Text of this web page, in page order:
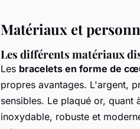
Matériaux et
Les différents matériaux
Les bracelets en forme de
propres avantages. L'argent,
sensibles. Le plaqué or,
inoxydable, robuste et